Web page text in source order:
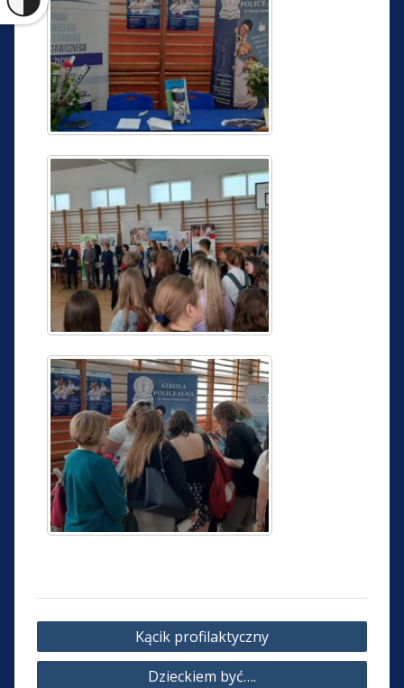
Nawigacja
wpisu
Kącik profilaktyczny
Dzieckiem być….